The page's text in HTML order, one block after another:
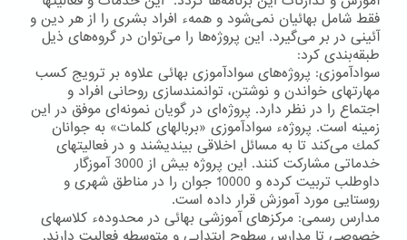
فقط شامل بهائیان نمی‌شود و همهء افراد بشری را از هر دین و
آئینی در بر می‌گیرد. این پروژه‌ها را می‌توان در گروه‌های ذیل
طبقه‌بندی كرد:
سوادآموزی: پروژه‌های سوادآموزی بهائی علاوه بر ترویج كسب
مهارتهای خواندن و نوشتن، توانمندسازی روحانی افراد و
اجتماع را در نظر دارد. پروژه‌ای در گویان نمونه‌ای موفق در این
زمینه است. پروژهء سوادآموزی «بربالهای كلمات» به جوانان
كمك می‌كند تا به مسائل اخلاقی بیندیشند و در فعالیتهای
خدماتی مشاركت كنند. این پروژه بیش از 3000 آموزگار
داوطلب تربیت كرده و 10000 جوان را در مناطق شهری و
روستایی مورد آموزش قرار داده است.
مدارس رسمی: مركزهای آموزشی بهائی در محدودهء كلاسهای